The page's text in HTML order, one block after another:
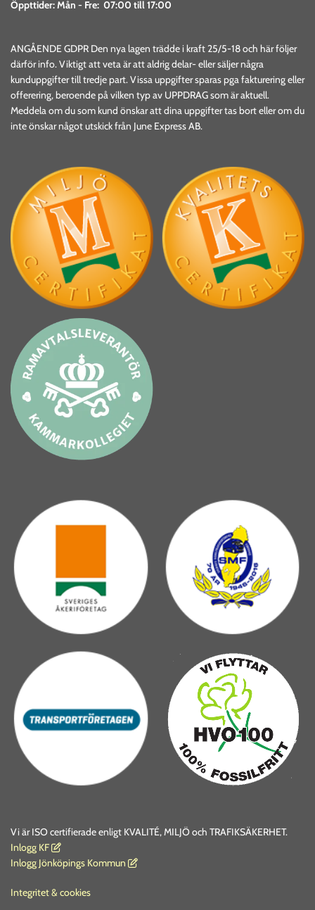
Öppttider:Mån - Fre: 07:00 till 17:00
ANGÅENDE GDPR Den nya lagen trädde i kraft 25/5-18 och här följer
därför info. Viktigt att veta är att aldrig delar- eller säljer några
kunduppgifter till tredje part. Vissa uppgifter sparas pga fakturering eller
offerering, beroende på vilken typ av UPPDRAG som är aktuell.
Meddela om du som kund önskar att dina uppgifter tas bort eller om du
inte önskar något utskick från June Express AB.
Vi är ISO certifierade enligt KVALITÉ, MILJÖ och TRAFIKSÄKERHET.
Inlogg KF 
Inlogg Jönköpings Kommun 
Integritet & cookies